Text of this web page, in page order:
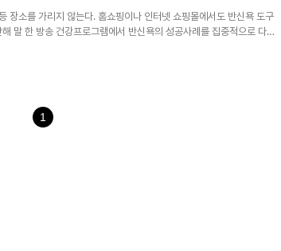
장소를 가리지 않는다. 홈쇼핑이나 인터넷 쇼핑몰에서도 반신욕 도구
말 한 방송 건강프로그램에서 반신욕의 성공사례를 집중적으로 다룬
뇨병 치료에 좋고 혈압을 떨어뜨린다고 한다. 몸이 가벼워지고 피부
1